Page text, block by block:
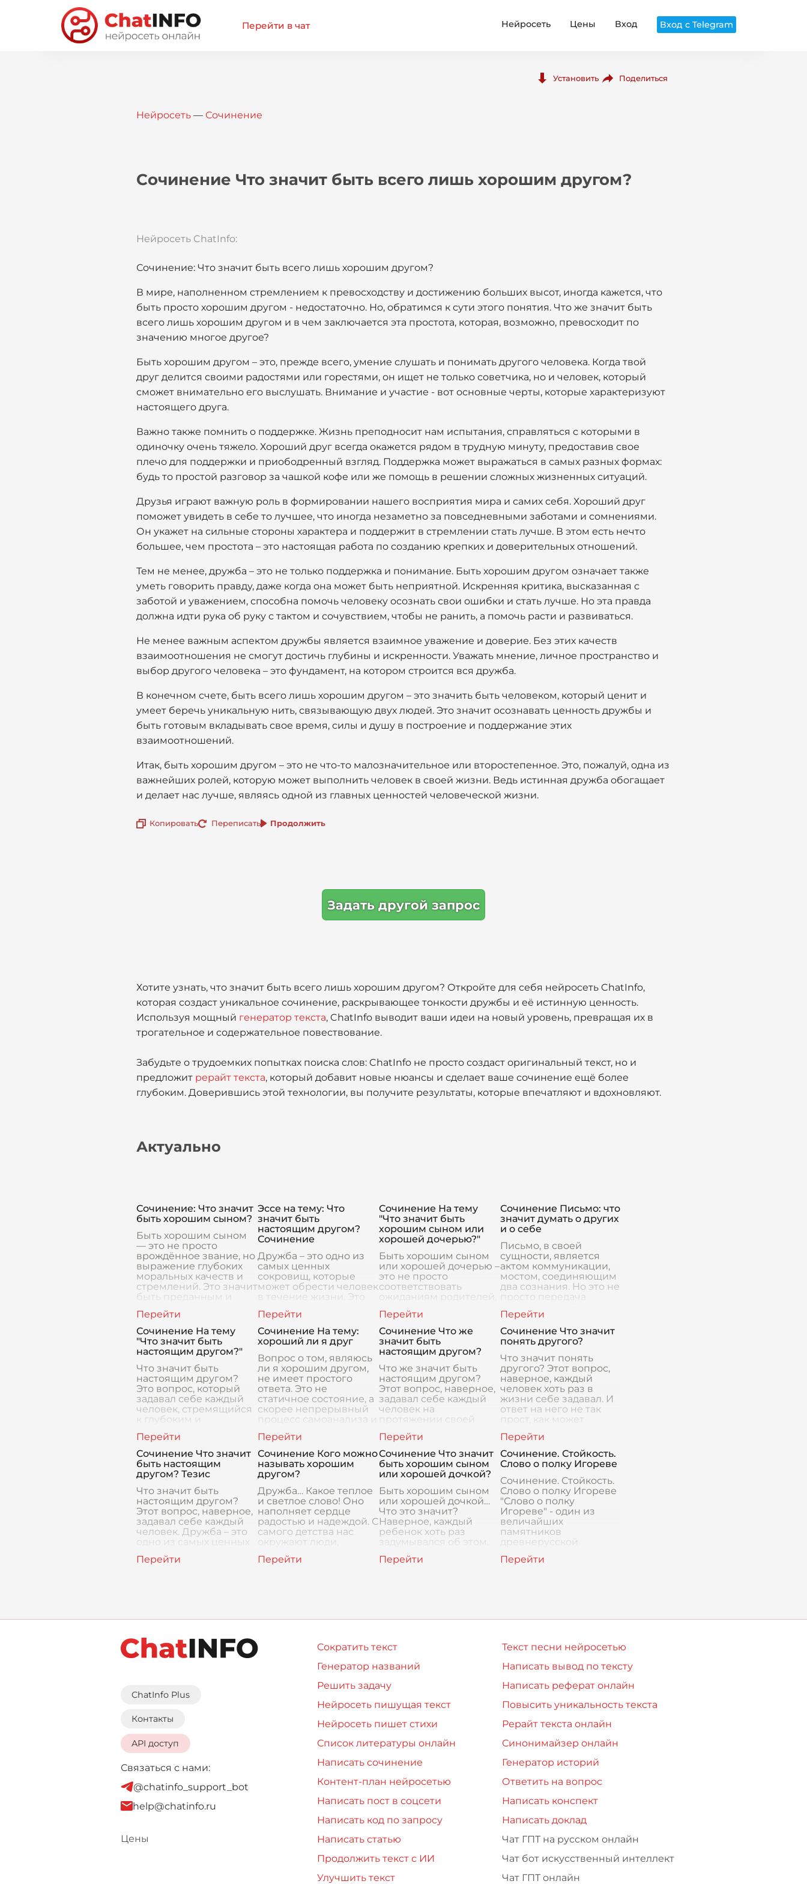
Перейти в чат Нейросеть Цены Вход Вход с Telegram
Установить Поделиться
Нейросеть — Сочинение
Сочинение Что значит быть всего лишь хорошим другом?
Нейросеть ChatInfo:
Сочинение: Что значит быть всего лишь хорошим другом?
В мире, наполненном стремлением к превосходству и достижению больших высот, иногда кажется, что
быть просто хорошим другом - недостаточно. Но, обратимся к сути этого понятия. Что же значит быть
всего лишь хорошим другом и в чем заключается эта простота, которая, возможно, превосходит по
значению многое другое?
Быть хорошим другом – это, прежде всего, умение слушать и понимать другого человека. Когда твой
друг делится своими радостями или горестями, он ищет не только советчика, но и человек, который
сможет внимательно его выслушать. Внимание и участие - вот основные черты, которые характеризуют
настоящего друга.
Важно также помнить о поддержке. Жизнь преподносит нам испытания, справляться с которыми в
одиночку очень тяжело. Хороший друг всегда окажется рядом в трудную минуту, предоставив свое
плечо для поддержки и приободренный взгляд. Поддержка может выражаться в самых разных формах:
будь то простой разговор за чашкой кофе или же помощь в решении сложных жизненных ситуаций.
Друзья играют важную роль в формировании нашего восприятия мира и самих себя. Хороший друг
поможет увидеть в себе то лучшее, что иногда незаметно за повседневными заботами и сомнениями.
Он укажет на сильные стороны характера и поддержит в стремлении стать лучше. В этом есть нечто
большее, чем простота – это настоящая работа по созданию крепких и доверительных отношений.
Тем не менее, дружба – это не только поддержка и понимание. Быть хорошим другом означает также
уметь говорить правду, даже когда она может быть неприятной. Искренняя критика, высказанная с
заботой и уважением, способна помочь человеку осознать свои ошибки и стать лучше. Но эта правда
должна идти рука об руку с тактом и сочувствием, чтобы не ранить, а помочь расти и развиваться.
Не менее важным аспектом дружбы является взаимное уважение и доверие. Без этих качеств
взаимоотношения не смогут достичь глубины и искренности. Уважать мнение, личное пространство и
выбор другого человека – это фундамент, на котором строится вся дружба.
В конечном счете, быть всего лишь хорошим другом – это значить быть человеком, который ценит и
умеет беречь уникальную нить, связывающую двух людей. Это значит осознавать ценность дружбы и
быть готовым вкладывать свое время, силы и душу в построение и поддержание этих
взаимоотношений.
Итак, быть хорошим другом – это не что-то малозначительное или второстепенное. Это, пожалуй, одна из
важнейших ролей, которую может выполнить человек в своей жизни. Ведь истинная дружба обогащает
и делает нас лучше, являясь одной из главных ценностей человеческой жизни.
Копировать Переписать Продолжить
Задать другой запрос
Хотите узнать, что значит быть всего лишь хорошим другом? Откройте для себя нейросеть ChatInfo,
которая создаст уникальное сочинение, раскрывающее тонкости дружбы и её истинную ценность.
Используя мощный генератор текста, ChatInfo выводит ваши идеи на новый уровень, превращая их в
трогательное и содержательное повествование.
Забудьте о трудоемких попытках поиска слов: ChatInfo не просто создаст оригинальный текст, но и
предложит рерайт текста, который добавит новые нюансы и сделает ваше сочинение ещё более
глубоким. Доверившись этой технологии, вы получите результаты, которые впечатляют и вдохновляют.
Актуально
Сочинение: Что значит
быть хорошим сыном?
Быть хорошим сыном
— это не просто
врождённое звание, но
выражение глубоких
моральных качеств и
стремлений. Это значит
быть преданным и
понимать цену жертв и
трудов,
Эссе на тему: Что
значит быть
настоящим другом?
Сочинение
Дружба – это одно из
самых ценных
сокровищ, которые
может обрести человек
в течение жизни. Это
или приятельство, а
глубокая и искренняя
связь, основанная на вз
Сочинение На тему
"Что значит быть
хорошим сыном или
хорошей дочерью?"
Быть хорошим сыном
или хорошей дочерью –
это не просто
соответствовать
ожиданиям родителей,
частью большой и
непрерывной истории,
имя которой – семья.
Это значи
Сочинение Письмо: что
значит думать о других
и о себе
Письмо, в своей
сущности, является
актом коммуникации,
мостом, соединяющим
два сознания. Но это не
просто передача
глубокое
самовыражение,
проекция внутреннег
Сочинение На тему
"Что значит быть
настоящим другом?"
Что значит быть
настоящим другом?
Это вопрос, который
задавал себе каждый
человек, стремящийся
к глубоким и
отношениям. Дружба –
это не просто общение
и совместное времяп
Сочинение На тему:
хороший ли я друг
Вопрос о том, являюсь
ли я хорошим другом,
не имеет простого
ответа. Это не
статичное состояние, а
скорее непрерывный
процесс самоанализа и
Дружба – это сложная
Сочинение Что же
значит быть
настоящим другом?
Что же значит быть
настоящим другом?
Этот вопрос, наверное,
задавал себе каждый
человек на
протяжении своей
дружба – это не просто
слова, а нечто большее,
что связы
Сочинение Что значит
понять другого?
Что значит понять
другого? Этот вопрос,
наверное, каждый
человек хоть раз в
жизни себе задавал. И
ответ на него не так
прост, как может
взгляд. Ведь понять дру
Сочинение Что значит
быть настоящим
другом? Тезис
Что значит быть
настоящим другом?
Этот вопрос, наверное,
задавал себе каждый
человек. Дружба – это
одно из самых ценных
жизни. Настоящий друг
Сочинение Кого можно
называть хорошим
другом?
Дружба… Какое теплое
и светлое слово! Оно
наполняет сердце
радостью и надеждой. С
самого детства нас
окружают люди,
друзьями. С кем-то
Сочинение Что значит
быть хорошим сыном
или хорошей дочкой?
Быть хорошим сыном
или хорошей дочкой…
Что это значит?
Наверное, каждый
ребенок хоть раз
задумывался об этом.
друзья ссорятся с
Сочинение. Стойкость.
Слово о полку Игореве
Сочинение. Стойкость.
Слово о полку Игореве
"Слово о полку
Игореве" - один из
величайших
памятников
древнерусской
воплощается героизм
ChatInfo Plus
Контакты
API доступ
Связаться с нами:
@chatinfo_support_bot
help@chatinfo.ru
Цены
Сократить текст
Генератор названий
Решить задачу
Нейросеть пишущая текст
Нейросеть пишет стихи
Список литературы онлайн
Написать сочинение
Контент-план нейросетью
Написать пост в соцсети
Написать код по запросу
Написать статью
Продолжить текст с ИИ
Улучшить текст
Текст песни нейросетью
Написать вывод по тексту
Написать реферат онлайн
Повысить уникальность текста
Рерайт текста онлайн
Синонимайзер онлайн
Генератор историй
Ответить на вопрос
Написать конспект
Написать доклад
Чат ГПТ на русском онлайн
Чат бот искусственный интеллект
Чат ГПТ онлайн